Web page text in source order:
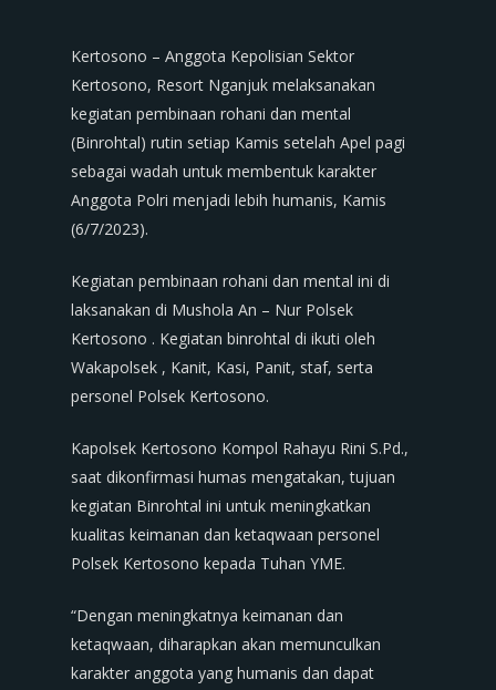
Kertosono – Anggota Kepolisian Sektor
Kertosono, Resort Nganjuk melaksanakan
kegiatan pembinaan rohani dan mental
(Binrohtal) rutin setiap Kamis setelah Apel pagi
sebagai wadah untuk membentuk karakter
Anggota Polri menjadi lebih humanis, Kamis
(6/7/2023).
Kegiatan pembinaan rohani dan mental ini di
laksanakan di Mushola An – Nur Polsek
Kertosono . Kegiatan binrohtal di ikuti oleh
Wakapolsek , Kanit, Kasi, Panit, staf, serta
personel Polsek Kertosono.
Kapolsek Kertosono Kompol Rahayu Rini S.Pd.,
saat dikonfirmasi humas mengatakan, tujuan
kegiatan Binrohtal ini untuk meningkatkan
kualitas keimanan dan ketaqwaan personel
Polsek Kertosono kepada Tuhan YME.
“Dengan meningkatnya keimanan dan
ketaqwaan, diharapkan akan memunculkan
karakter anggota yang humanis dan dapat